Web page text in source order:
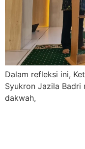
Dalam refleksi ini,
Syukron Jazila
dakwah,